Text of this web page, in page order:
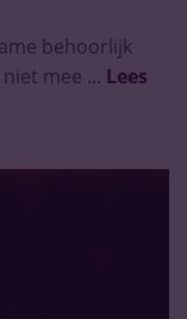
behoorlijk
mee ... Lees